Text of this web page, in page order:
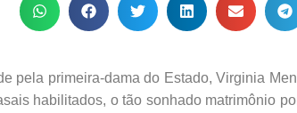
pela primeira-dama do Estado, Virginia
habilitados, o tão sonhado matrimônio